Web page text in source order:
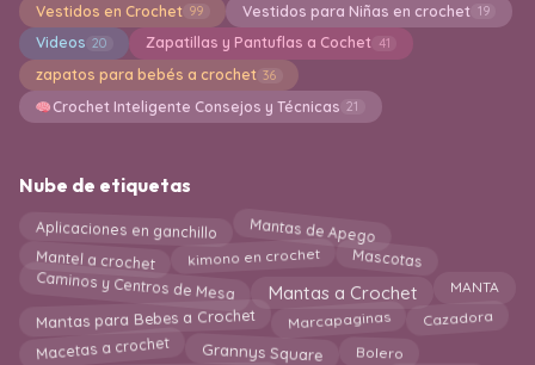
Vestidos en Crochet 99 Vestidos para Niñas en crochet 19
Videos 20 Zapatillas y Pantuflas a Cochet 41
zapatos para bebés a crochet 36
Crochet Inteligente Consejos y Técnicas 21
Nube de etiquetas
Aplicaciones en ganchillo Mantas de Apego
Mantel a crochet kimono en crochet Mascotas
Caminos y Centros de Mesa Mantas a Crochet MANTA
Mantas para Bebes a Crochet Marcapaginas Cazadora
Macetas a crochet Grannys Square Bolero